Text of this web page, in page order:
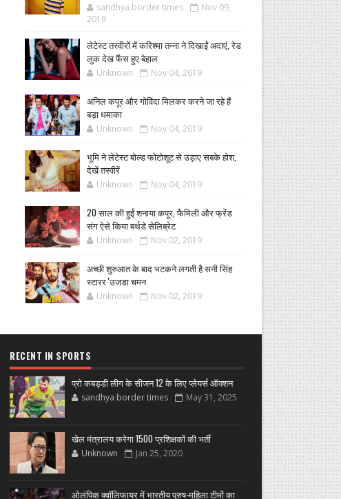
sandhya border times
Nov 09,
2019
लेटेस्ट तस्वीरों में करिश्मा तन्ना ने दिखाईं अदाएं, रेड
लुक देख फैंस हुए बेहाल
Unknown Nov 04, 2019
अनिल कपूर और गोविंदा मिलकर करने जा रहे हैं
बड़ा धमाका
Unknown Nov 04, 2019
भूमि ने लेटेस्ट बोल्ड फोटोशूट से उड़ाए सबके होश,
देखें तस्वीरें
Unknown Nov 04, 2019
20 साल की हुईं शनाया कपूर, फैमिली और फ्रेंड
संग ऐसे किया बर्थडे सेलिब्रेट
Unknown Nov 02, 2019
अच्छी शुरुआत के बाद भटकने लगती है सनी सिंह
स्टारर 'उजडा चमन
Unknown Nov 02, 2019
RECENT IN SPORTS
प्रो कबड्डी लीग के सीजन 12 के लिए प्लेयर्स ऑक्शन
sandhya border times May 31, 2025
खेल मंत्रालय करेगा 1500 प्रशिक्षकों की भर्ती
Unknown Jan 25, 2020
ओलंपिक क्वॉलिफायर में भारतीय पुरुष-महिला टीमों का